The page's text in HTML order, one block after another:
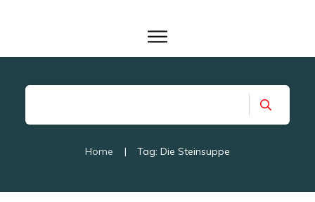
Home | Tag: Die Steinsuppe